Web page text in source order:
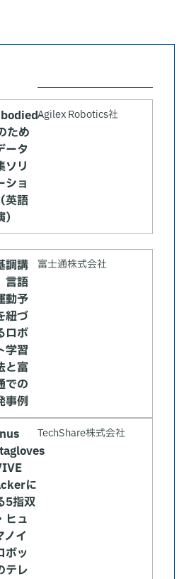
ため
ータ
ソリ
ショ
英語
Agilex Robotics社
調講
言語
動予
紐づ
ロボ
学習
と富
での
事例
富士通株式会社
に
5指双
ヒュ
ノイ
ボッ
テレ
TechShare株式会社